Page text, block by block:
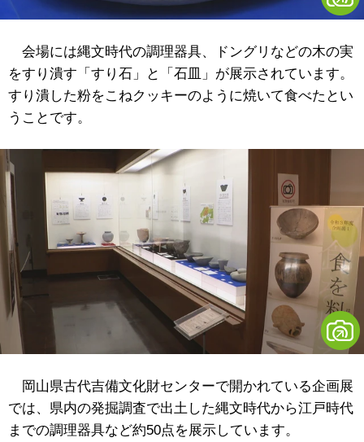
会場には縄文時代の調理器具、ドングリなどの木の実
をすり潰す「すり石」と「石皿」が展示されています。
すり潰した粉をこねクッキーのように焼いて食べたとい
うことです。
岡山県古代吉備文化財センターで開かれている企画展
では、県内の発掘調査で出土した縄文時代から江戸時代
までの調理器具など約50点を展示しています。